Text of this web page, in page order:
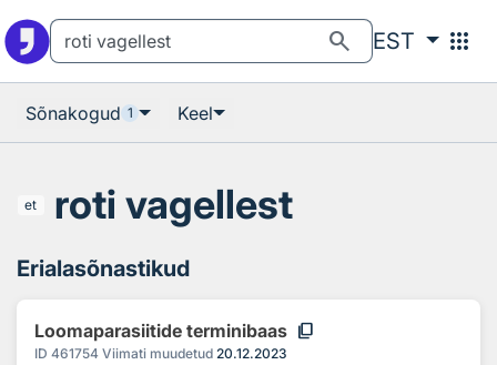
search EST apps
Sõnakogud 1 Keel
et roti vagellest
Erialasõnastikud
Loomaparasiitide terminibaas content_copy
ID 461754 Viimati muudetud 20.12.2023